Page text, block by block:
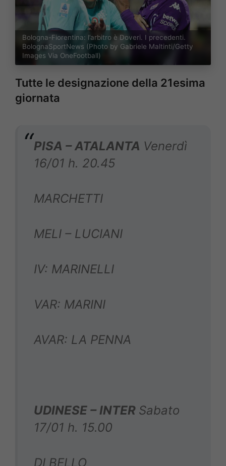
Bologna-Fiorentina: l’arbitro è Doveri. I precedenti.
BolognaSportNews (Photo by Gabriele Maltinti/Getty
Images Via OneFootball)
Tutte le designazione della 21esima
giornata
PISA – ATALANTA Venerdì
16/01 h. 20.45
MARCHETTI
MELI – LUCIANI
IV: MARINELLI
VAR: MARINI
AVAR: LA PENNA
UDINESE – INTER Sabato
17/01 h. 15.00
DI BELLO